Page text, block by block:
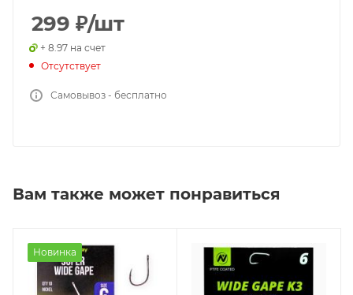
299 ₽/шт
+ 8.97 на счет
Отсутствует
Самовывоз - бесплатно
Вам также может понравиться
Новинка